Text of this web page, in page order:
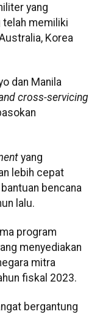
yang
telah memiliki
Korea
dan Manila
cross-servicing
yang
lebih cepat
bencana
lalu.
program
menyediakan
mitra
fiskal 2023.
bergantung